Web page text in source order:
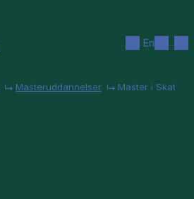
En
Masteruddannelser Master i Skat